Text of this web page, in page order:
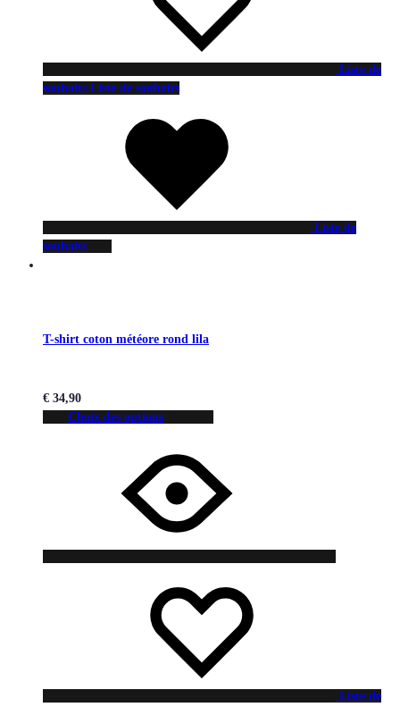
Liste de
souhaits Liste de souhaits
Liste de
souhaits
T-shirt coton météore rond lila
€ 34,90
Choix des options
Liste de